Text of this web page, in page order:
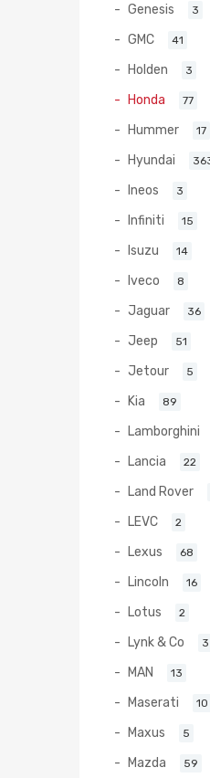
Genesis 3
GMC 41
Holden 3
Honda 77
Hummer 17
Hyundai
Ineos 3
Infiniti 15
Isuzu 14
Iveco 8
Jaguar 36
Jeep 51
Jetour 5
Kia 89
Lamborghini
Lancia 22
Land Rover
LEVC 2
Lexus 68
Lincoln 16
Lotus 2
Lynk & Co 3
MAN 13
Maserati 10
Maxus 5
Mazda 59